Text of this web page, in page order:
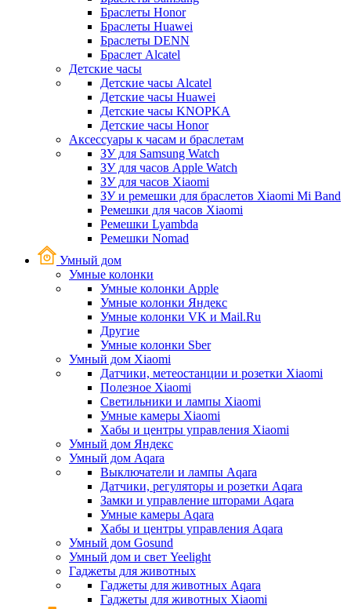
Браслеты Honor
Браслеты Huawei
Браслеты DENN
Браслет Alcatel
Детские часы
Детские часы Alcatel
Детские часы Huawei
Детские часы KNOPKA
Детские часы Honor
Аксессуары к часам и браслетам
ЗУ для Samsung Watch
ЗУ для часов Apple Watch
ЗУ для часов Xiaomi
ЗУ и ремешки для браслетов Xiaomi Mi Band
Ремешки для часов Xiaomi
Ремешки Lyambda
Ремешки Nomad
Умный дом
Умные колонки
Умные колонки Apple
Умные колонки Яндекс
Умные колонки VK и Mail.Ru
Другие
Умные колонки Sber
Умный дом Xiaomi
Датчики, метеостанции и розетки Xiaomi
Полезное Xiaomi
Светильники и лампы Xiaomi
Умные камеры Xiaomi
Хабы и центры управления Xiaomi
Умный дом Яндекс
Умный дом Aqara
Выключатели и лампы Aqara
Датчики, регуляторы и розетки Aqara
Замки и управление шторами Aqara
Умные камеры Aqara
Хабы и центры управления Aqara
Умный дом Gosund
Умный дом и свет Yeelight
Гаджеты для животных
Гаджеты для животных Aqara
Гаджеты для животных Xiaomi